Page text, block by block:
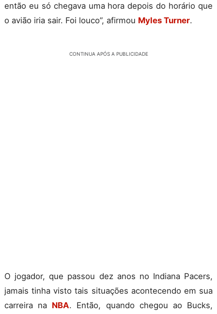
então eu só chegava uma hora depois do horário que
o avião iria sair. Foi louco”, afirmou Myles Turner.
CONTINUA APÓS A PUBLICIDADE
O jogador, que passou dez anos no Indiana Pacers,
jamais tinha visto tais situações acontecendo em sua
carreira na NBA. Então, quando chegou ao Bucks,